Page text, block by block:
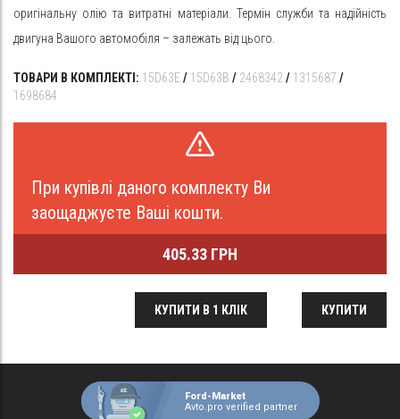
оригінальну олію та витратні матеріали. Термін служби та надійність
двигуна Вашого автомобіля – залежать від цього.
ТОВАРИ В КОМПЛЕКТІ: 15D63E / 15D63B / 2468342 / 1315687 /
1698684
При купівлі даного комплекту Ви
заощаджуєте Ваші кошти.
405.33 ГРН
КУПИТИ
КУПИТИ В 1 КЛІК
Ford-Market
Avto.pro verified partner